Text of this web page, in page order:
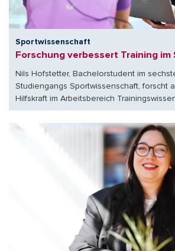
Sportwissenschaft
Forschung verbessert Training im
Nils Hofstetter, Bachelorstudent im
Studiengangs Sportwissenschaft, forscht
Hilfskraft im Arbeitsbereich